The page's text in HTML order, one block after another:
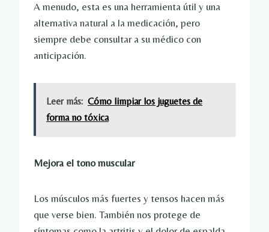
A menudo, esta es una herramienta útil y una
alternativa natural a la medicación, pero
siempre debe consultar a su médico con
anticipación.
Leer más: Cómo limpiar los juguetes de
forma no tóxica
Mejora el tono muscular
Los músculos más fuertes y tensos hacen más
que verse bien. También nos protege de